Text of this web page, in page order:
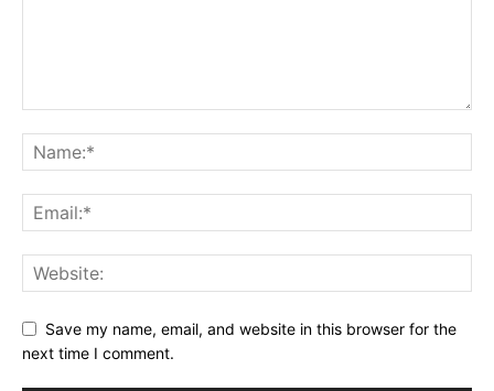
Save my name, email, and website in this browser for the
next time I comment.